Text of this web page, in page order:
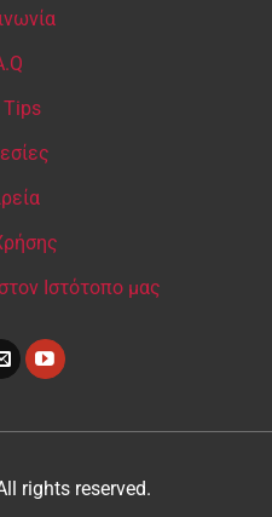
Tips
Ιστότοπο μας
rights reserved.